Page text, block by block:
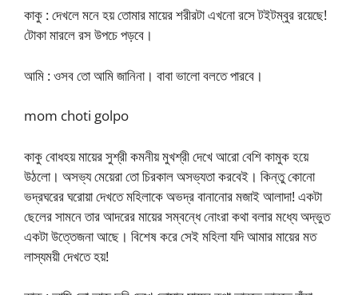
কাকু : দেখলে মনে হয় তোমার মায়ের শরীরটা এখনো রসে টইটম্বুর রয়েছে!
টোকা মারলে রস উপচে পড়বে।
আমি : ওসব তো আমি জানিনা। বাবা ভালো বলতে পারবে।
mom choti golpo
কাকু বোধহয় মায়ের সুশ্রী কমনীয় মুখশ্রী দেখে আরো বেশি কামুক হয়ে
উঠলো। অসভ্য মেয়েরা তো চিরকাল অসভ্যতা করবেই। কিন্তু কোনো
ভদ্রঘরের ঘরোয়া দেখতে মহিলাকে অভদ্র বানানোর মজাই আলাদা! একটা
ছেলের সামনে তার আদরের মায়ের সম্বন্ধে নোংরা কথা বলার মধ্যে অদ্ভুত
একটা উত্তেজনা আছে। বিশেষ করে সেই মহিলা যদি আমার মায়ের মত
লাস্যময়ী দেখতে হয়!